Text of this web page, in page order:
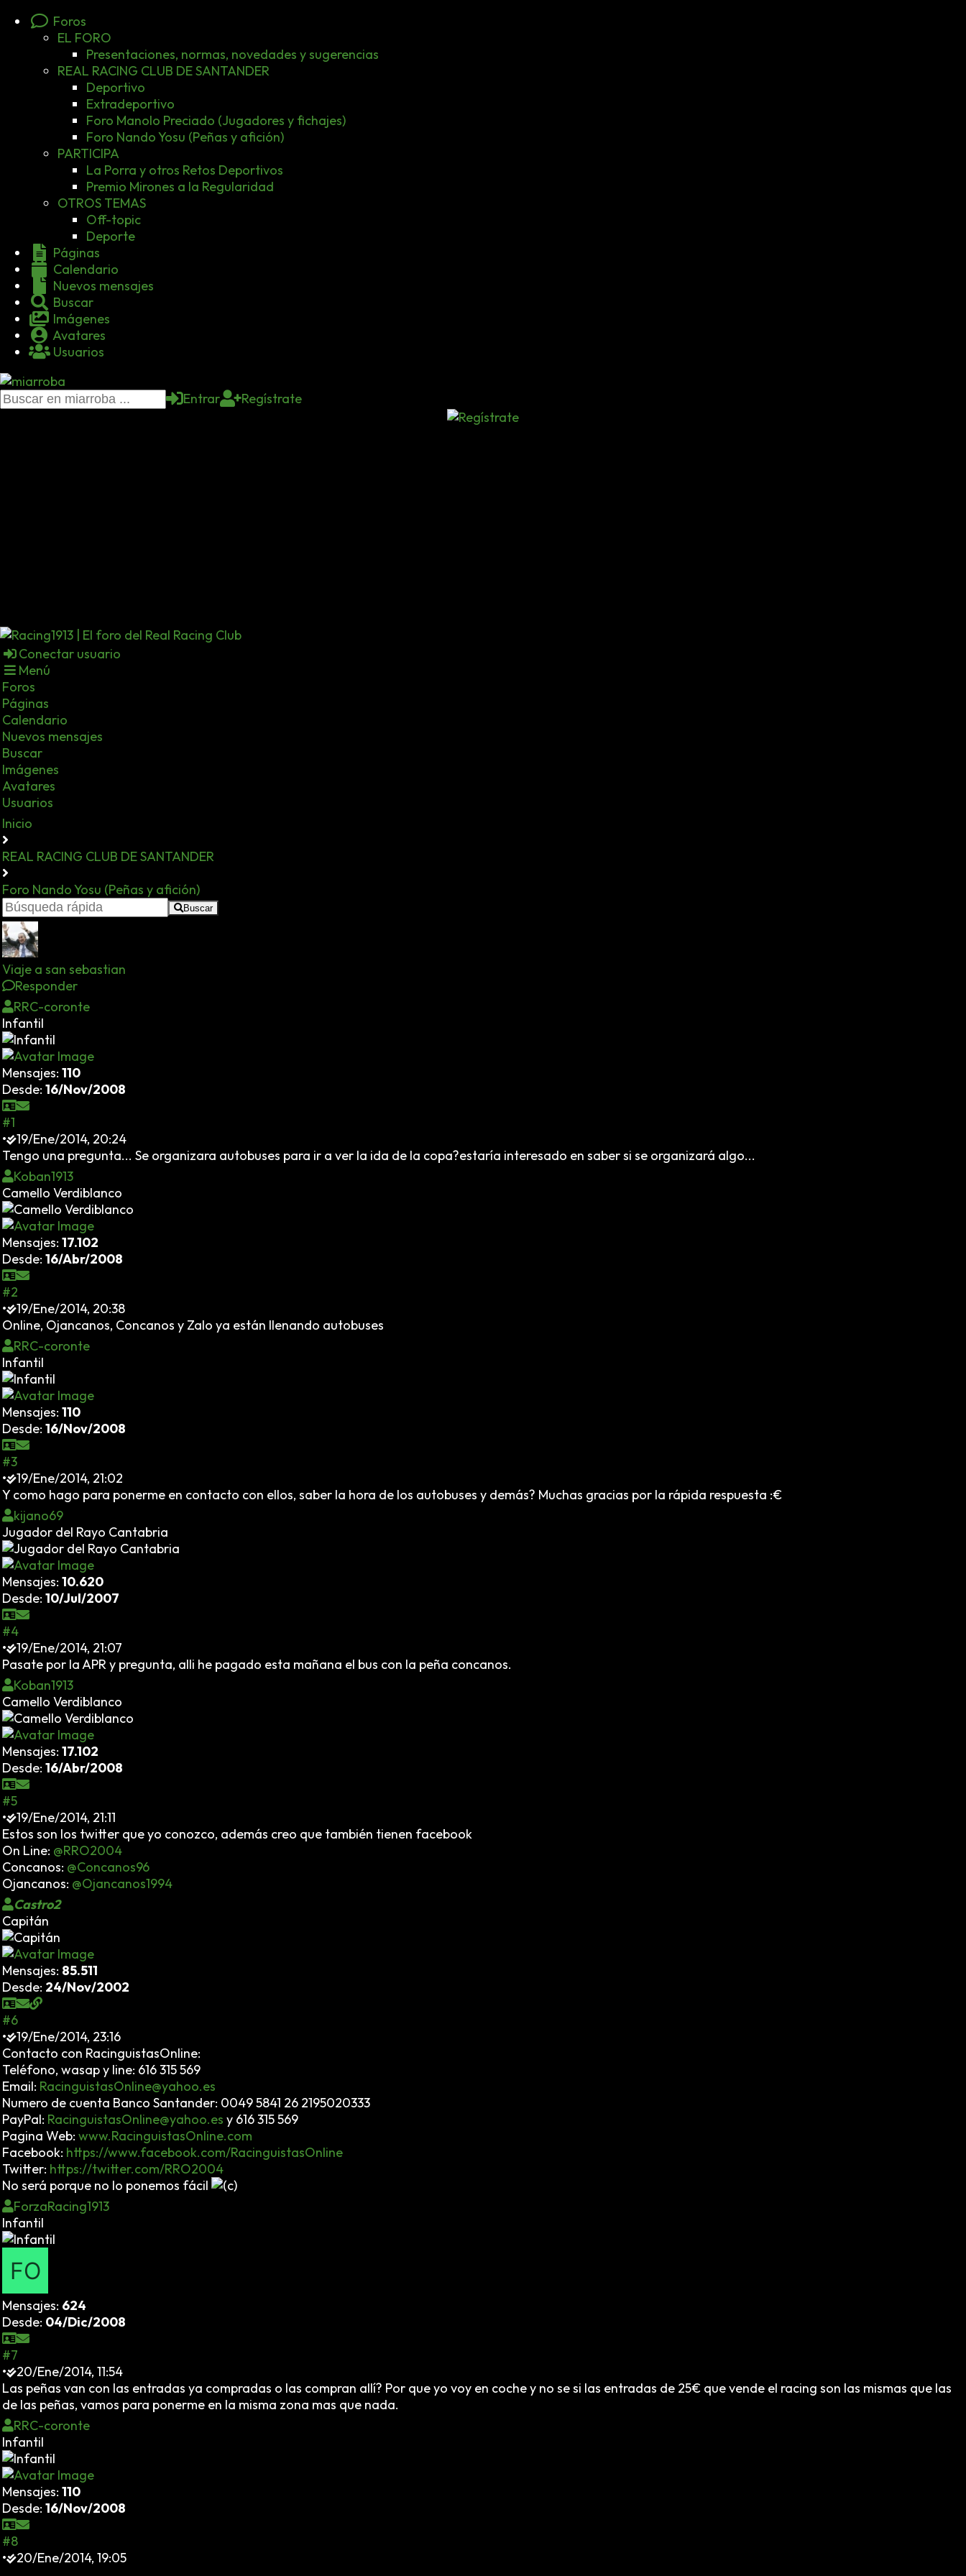
Foros
EL FORO
Presentaciones, normas, novedades y sugerencias
REAL RACING CLUB DE SANTANDER
Deportivo
Extradeportivo
Foro Manolo Preciado (Jugadores y fichajes)
Foro Nando Yosu (Peñas y afición)
PARTICIPA
La Porra y otros Retos Deportivos
Premio Mirones a la Regularidad
OTROS TEMAS
Off-topic
Deporte
Páginas
Calendario
Nuevos mensajes
Buscar
Imágenes
Avatares
Usuarios
Entrar Regístrate
Conectar usuario
Menú
Foros
Páginas
Calendario
Nuevos mensajes
Buscar
Imágenes
Avatares
Usuarios
Inicio
REAL RACING CLUB DE SANTANDER
Foro Nando Yosu (Peñas y afición)
Buscar
Viaje a san sebastian
Responder
RRC-coronte
Infantil
Mensajes: 110
Desde: 16/Nov/2008
#1
•
19/Ene/2014, 20:24
Tengo una pregunta... Se organizara autobuses para ir a ver la ida de la copa?estaría interesado en saber si se organizará algo...
Koban1913
Camello Verdiblanco
Mensajes: 17.102
Desde: 16/Abr/2008
#2
•
19/Ene/2014, 20:38
Online, Ojancanos, Concanos y Zalo ya están llenando autobuses
RRC-coronte
Infantil
Mensajes: 110
Desde: 16/Nov/2008
#3
•
19/Ene/2014, 21:02
Y como hago para ponerme en contacto con ellos, saber la hora de los autobuses y demás? Muchas gracias por la rápida respuesta :€
kijano69
Jugador del Rayo Cantabria
Mensajes: 10.620
Desde: 10/Jul/2007
#4
•
19/Ene/2014, 21:07
Pasate por la APR y pregunta, alli he pagado esta mañana el bus con la peña concanos.
Koban1913
Camello Verdiblanco
Mensajes: 17.102
Desde: 16/Abr/2008
#5
•
19/Ene/2014, 21:11
Estos son los twitter que yo conozco, además creo que también tienen facebook
On Line: @RRO2004
Concanos: @Concanos96
Ojancanos: @Ojancanos1994
Castro2
Capitán
Mensajes: 85.511
Desde: 24/Nov/2002
#6
•
19/Ene/2014, 23:16
Contacto con RacinguistasOnline:
Teléfono, wasap y line: 616 315 569
Email: RacinguistasOnline@yahoo.es
Numero de cuenta Banco Santander: 0049 5841 26 2195020333
PayPal: RacinguistasOnline@yahoo.es y 616 315 569
Pagina Web: www.RacinguistasOnline.com
Facebook: https://www.facebook.com/RacinguistasOnline
Twitter: https://twitter.com/RRO2004
No será porque no lo ponemos fácil
ForzaRacing1913
Infantil
Mensajes: 624
Desde: 04/Dic/2008
#7
•
20/Ene/2014, 11:54
Las peñas van con las entradas ya compradas o las compran allí? Por que yo voy en coche y no se si las entradas de 25€ que vende el racing son las mismas que las
de las peñas, vamos para ponerme en la misma zona mas que nada.
RRC-coronte
Infantil
Mensajes: 110
Desde: 16/Nov/2008
#8
•
20/Ene/2014, 19:05